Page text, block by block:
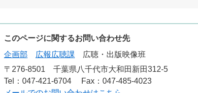
このページに関するお問い合わせ先
企画部
広報広聴課
広聴・出版映像班
〒276-8501
千葉県八千代市大和田新田312-5
Tel：047-421-6704
Fax：047-485-4023